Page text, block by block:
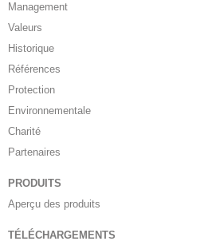
Management
Valeurs
Historique
Références
Protection
Environnementale
Charité
Partenaires
PRODUITS
Aperçu des produits
TÉLÉCHARGEMENTS